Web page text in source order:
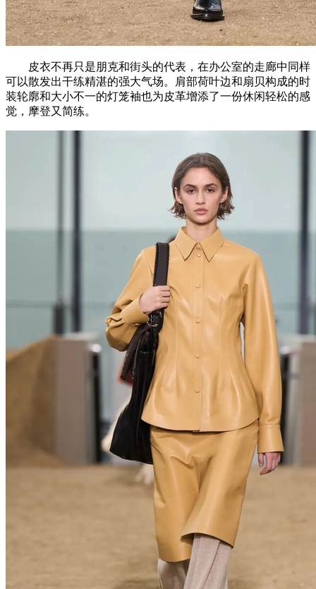
皮衣不再只是朋克和街头的代表，在办公室的走廊中同样
可以散发出干练精湛的强大气场。肩部荷叶边和扇贝构成的时
装轮廓和大小不一的灯笼袖也为皮革增添了一份休闲轻松的感
觉，摩登又简练。